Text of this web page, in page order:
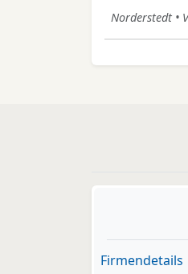
Norderstedt •
Firmendetails